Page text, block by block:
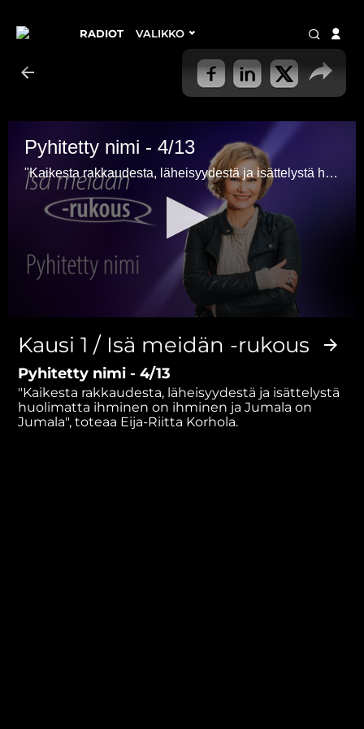
RADIOT VALIKKO
Pyhitetty nimi - 4/13
"Kaikesta rakkaudesta, läheisyydestä ja isättelystä huolimatta ihminen on ihminen ja Jumala on Jumala", toteaa Eija-Riitta Korhola.
seconds
minutes,
Kausi 1 / Isä meidän -rukous
Pyhitetty nimi - 4/13
"Kaikesta rakkaudesta, läheisyydestä ja isättelystä
huolimatta ihminen on ihminen ja Jumala on
Jumala", toteaa Eija-Riitta Korhola.